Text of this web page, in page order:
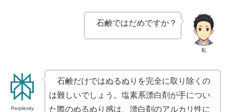
私
石鹸ではだめですか？
Perplexity
石鹸だけではぬるぬりを完全に取り除くの
は難しいでしょう。塩素系漂白剤が手につい
た際のぬるぬり感は、漂白剤のアルカリ性に